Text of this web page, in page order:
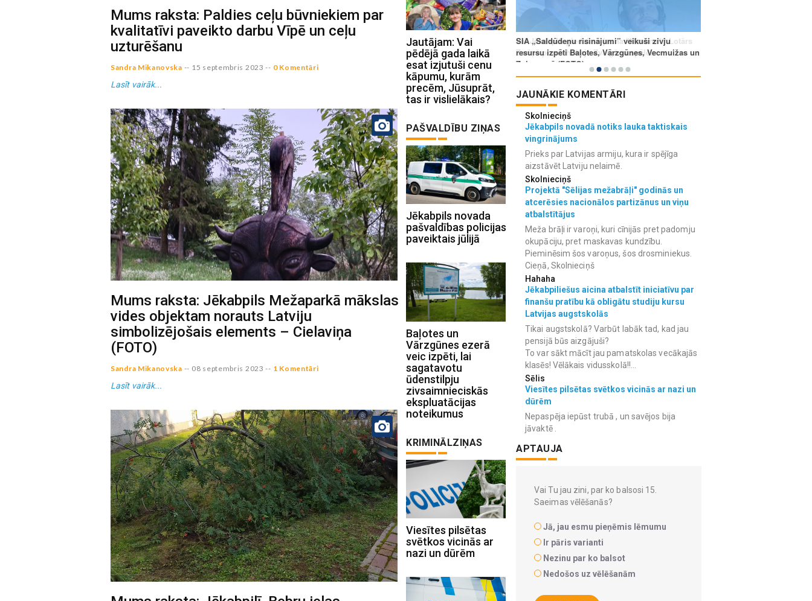
Mums raksta: Paldies ceļu būvniekiem par
kvalitatīvi paveikto darbu Vīpē un ceļu
uzturēšanu
Sandra Mikanovska -- 15 septembris 2023 -- 0 Komentāri
Lasīt vairāk...
Mums raksta: Jēkabpils Mežaparkā mākslas
vides objektam norauts Latviju
simbolizējošais elements – Cielaviņa
(FOTO)
Sandra Mikanovska -- 08 septembris 2023 -- 1 Komentāri
Lasīt vairāk...
Jautājam: Vai
pēdējā gada laikā
esat izjutuši cenu
kāpumu, kurām
precēm, Jūsuprāt,
tas ir vislielākais?
PAŠVALDĪBU ZIŅAS
Jēkabpils novada
pašvaldības policijas
paveiktais jūlijā
Baļotes un
Vārzgūnes ezerā
veic izpēti, lai
sagatavotu
ūdenstilpju
zivsaimnieciskās
ekspluatācijas
noteikumus
KRIMINĀLZIŅAS
Viesītes pilsētas
svētkos vicinās ar
nazi un dūrēm
JAUNĀKIE KOMENTĀRI
Skolnieciņš
Jēkabpils novadā notiks lauka taktiskais
vingrinājums
Prieks par Latvijas armiju, kura ir spējīga
aizstāvēt Latviju nelaimē.
Skolnieciņš
Projektā "Sēlijas mežabrāļi" godinās un
atcerēsies nacionālos partizānus un viņu
atbalstītājus
Meža brāļi ir varoņi, kuri cīnijās pret padomju
okupāciju, pret maskavas kundzību.
Pieminēsim šos varoņus, šos drosminiekus.
Cieņā, Skolnieciņš
Hahaha
Jēkabpiliešus aicina atbalstīt iniciatīvu par
finanšu pratību kā obligātu studiju kursu
Latvijas augstskolās
Tikai augstskolā? Varbūt labāk tad, kad jau
pensijā būs aizgājuši?
To var sākt mācīt jau pamatskolas vecākajās
klasēs! Vēlākais vidusskolā!!...
Sēlis
Viesītes pilsētas svētkos vicinās ar nazi un
dūrēm
Nepaspēja iepūst trubā , un savējos bija
jāvaktē .
APTAUJA
Vai Tu jau zini, par ko balsosi 15.
Saeimas vēlēšanās?
Jā, jau esmu pieņēmis lēmumu
Ir pāris varianti
Nezinu par ko balsot
Nedošos uz vēlēšanām